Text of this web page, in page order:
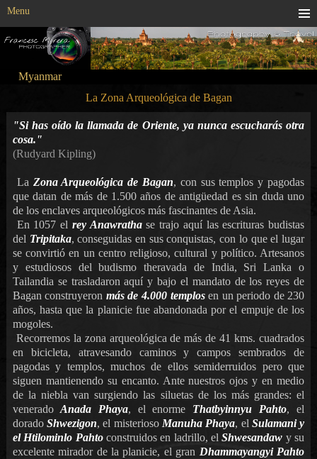
Myanmar
Menu
La Zona Arqueológica de Bagan
"Si has oído la llamada de Oriente, ya nunca escucharás otra
cosa."
(Rudyard Kipling)
La Zona Arqueológica de Bagan, con sus templos y pagodas
que datan de más de 1.500 años de antigüedad es sin duda uno
de los enclaves arqueológicos más fascinantes de Asia.
En 1057 el rey Anawrathase trajo aquí las escrituras budistas
del Tripitaka, conseguidas en sus conquistas, con lo que el lugar
se convirtió en un centro religioso, cultural y político. Artesanos
y estudiosos del budismo theravada de India, Sri Lanka o
Tailandia se trasladaron aquí y bajo el mandato de los reyes de
Bagan construyeron más de 4.000 templosen un periodo de 230
años, hasta que la planicie fue abandonada por el empuje de los
mogoles.
Recorremos la zona arqueológica de más de 41 kms. cuadrados
en bicicleta, atravesando caminos y campos sembrados de
pagodas y templos, muchos de ellos semiderruidos pero que
siguen mantienendo su encanto. Ante nuestros ojos y en medio
de la niebla van surgiendo las siluetas de los más grandes: el
veneradoAnada Phaya, el enorme Thatbyinnyu Pahto, el
doradoShwezigon, el misterioso Manuha Phaya, el Sulamani y
el Htilominlo Pahtoconstruidos en ladrillo, elShwesandaw y su
excelente mirador de la planicie, el gran Dhammayangyi Pahto